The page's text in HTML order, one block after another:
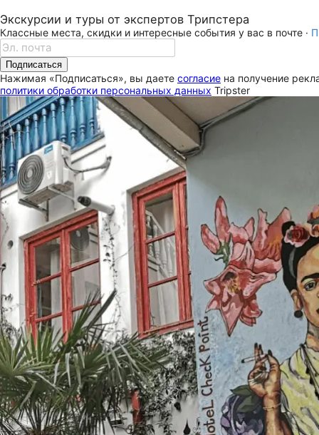
Экскурсии и туры от экспертов Трипстера
Классные места, скидки и интересные события у вас в почте ·
Подписаться
Нажимая «Подписаться», вы даете согласие на получение
политики обработки персональных данных Tripster